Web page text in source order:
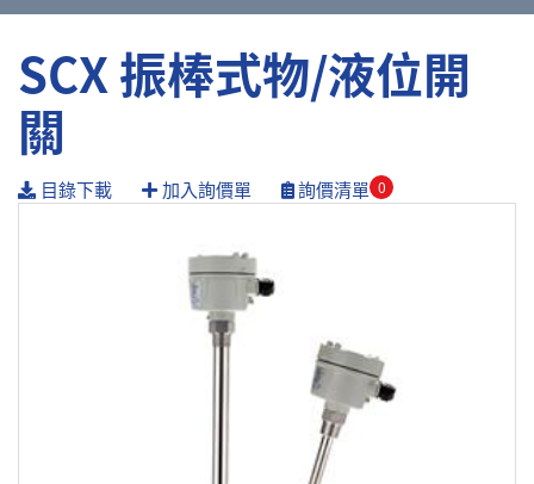
SCX 振棒式物/液位開
關
目錄下載 加入詢價單 詢價清單 0